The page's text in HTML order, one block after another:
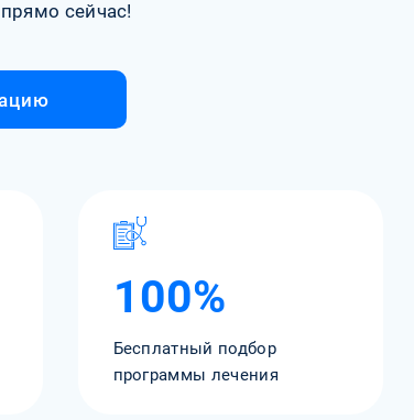
сейчас!
100%
Бесплатный подбор
программы лечения